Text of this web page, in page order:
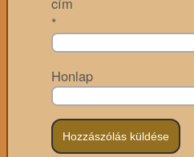
*
Honlap